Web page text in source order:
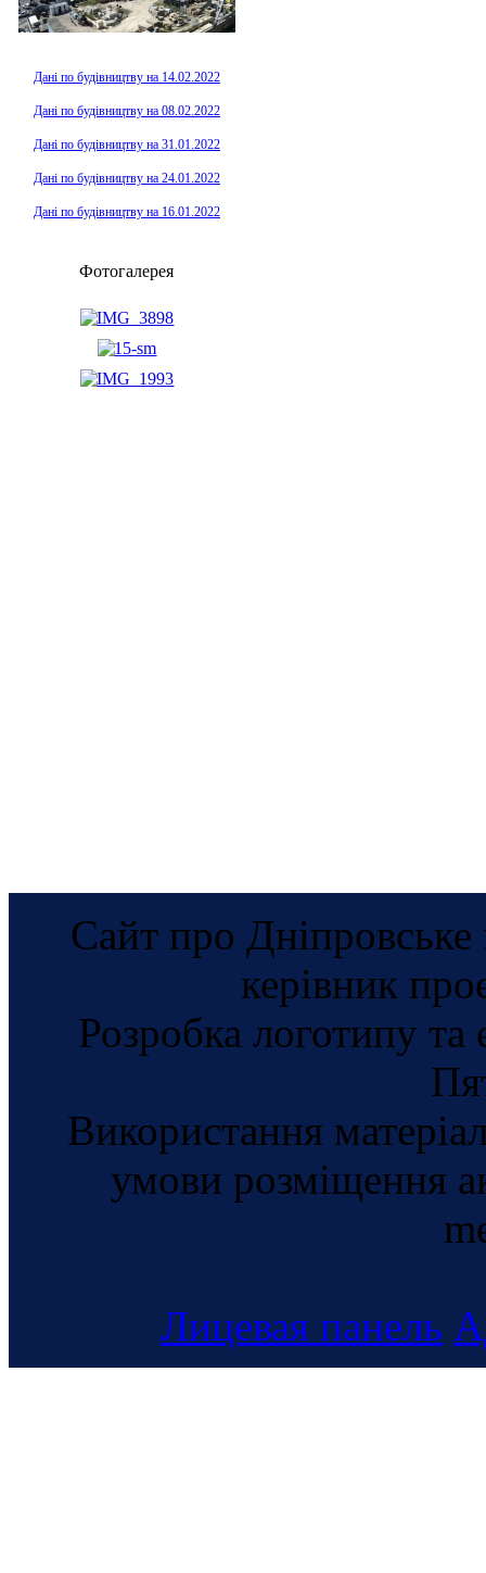
Дані по будівництву на 14.02.2022
Дані по будівництву на 08.02.2022
Дані по будівництву на 31.01.2022
Дані по будівництву на 24.01.2022
Дані по будівництву на 16.01.2022
Фотогалерея
Сайт про
керівник
Розробка логотипу та
Використання
умови розміщення
Лицевая панель